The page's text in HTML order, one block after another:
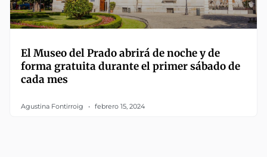
El Museo del Prado abrirá de noche y de
forma gratuita durante el primer sábado de
cada mes
Agustina Fontirroig febrero 15, 2024